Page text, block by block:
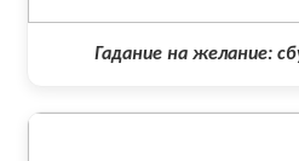
Гадание на желание: